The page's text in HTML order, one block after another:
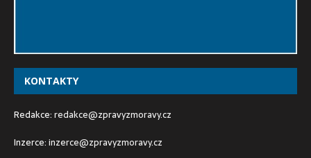
KONTAKTY
Redakce:redakce@zpravyzmoravy.cz
Inzerce:inzerce@zpravyzmoravy.cz